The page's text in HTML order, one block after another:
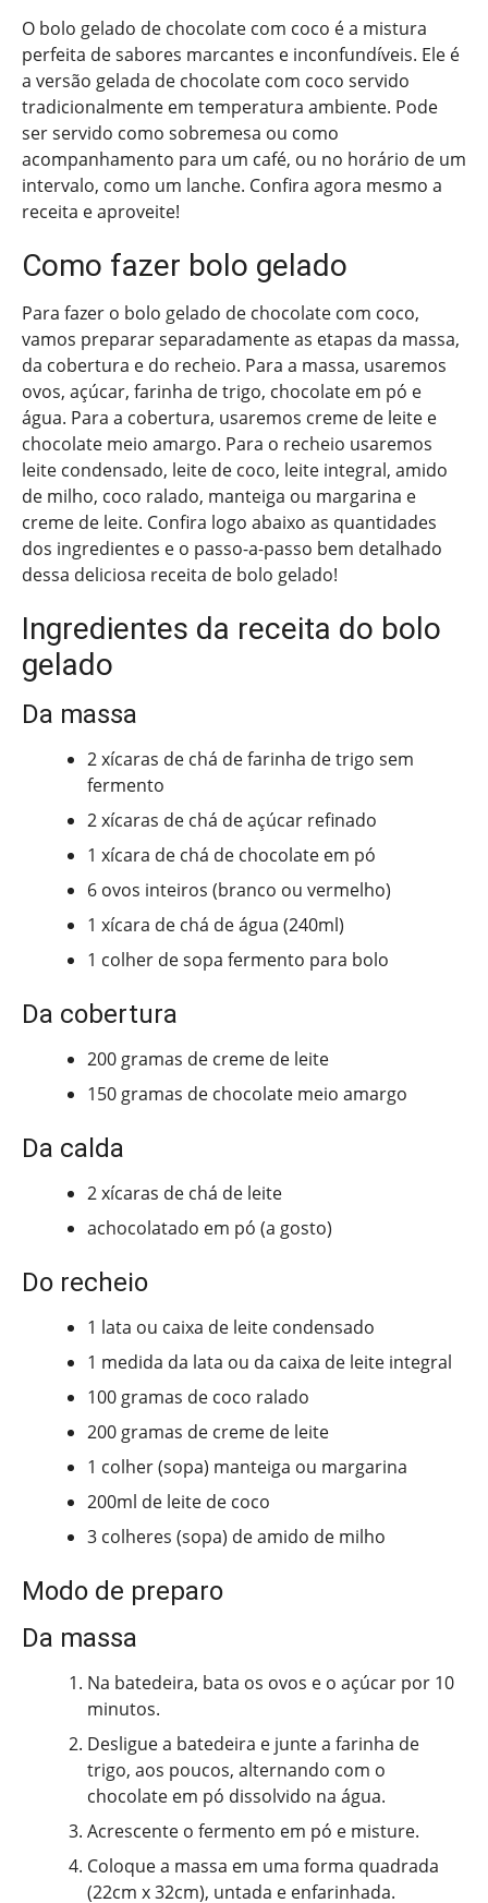
O bolo gelado de chocolate com coco é a mistura
perfeita de sabores marcantes e inconfundíveis. Ele é
a versão gelada de chocolate com coco servido
tradicionalmente em temperatura ambiente. Pode
ser servido como sobremesa ou como
acompanhamento para um café, ou no horário de um
intervalo, como um lanche. Confira agora mesmo a
receita e aproveite!
Como fazer bolo gelado
Para fazer o bolo gelado de chocolate com coco,
vamos preparar separadamente as etapas da massa,
da cobertura e do recheio. Para a massa, usaremos
ovos, açúcar, farinha de trigo, chocolate em pó e
água. Para a cobertura, usaremos creme de leite e
chocolate meio amargo. Para o recheio usaremos
leite condensado, leite de coco, leite integral, amido
de milho, coco ralado, manteiga ou margarina e
creme de leite. Confira logo abaixo as quantidades
dos ingredientes e o passo-a-passo bem detalhado
dessa deliciosa receita de bolo gelado!
Ingredientes da receita do bolo
gelado
Da massa
2 xícaras de chá de farinha de trigo sem
fermento
2 xícaras de chá de açúcar refinado
1 xícara de chá de chocolate em pó
6 ovos inteiros (branco ou vermelho)
1 xícara de chá de água (240ml)
1 colher de sopa fermento para bolo
Da cobertura
200 gramas de creme de leite
150 gramas de chocolate meio amargo
Da calda
2 xícaras de chá de leite
achocolatado em pó (a gosto)
Do recheio
1 lata ou caixa de leite condensado
1 medida da lata ou da caixa de leite integral
100 gramas de coco ralado
200 gramas de creme de leite
1 colher (sopa) manteiga ou margarina
200ml de leite de coco
3 colheres (sopa) de amido de milho
Modo de preparo
Da massa
Na batedeira, bata os ovos e o açúcar por 10
minutos.
Desligue a batedeira e junte a farinha de
trigo, aos poucos, alternando com o
chocolate em pó dissolvido na água.
Acrescente o fermento em pó e misture.
Coloque a massa em uma forma quadrada
(22cm x 32cm), untada e enfarinhada.